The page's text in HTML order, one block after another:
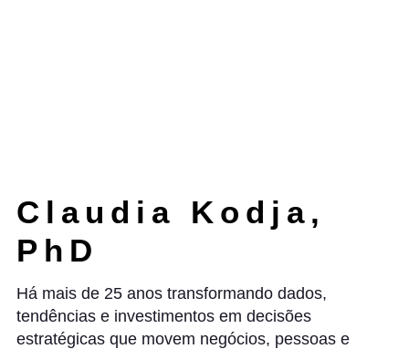
Claudia Kodja,
PhD
Há mais de 25 anos transformando dados,
tendências e investimentos em decisões
estratégicas que movem negócios, pessoas e